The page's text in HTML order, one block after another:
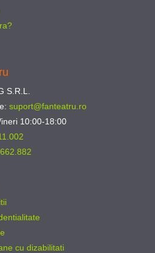
S.R.L.
suport@fanteatru.ro
10:00-18:00
cu dizabilitati